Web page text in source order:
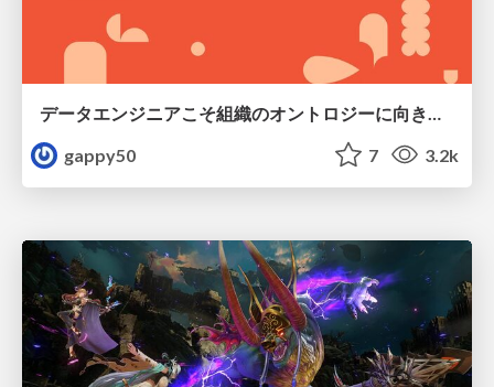
gappy50
7 3.2k